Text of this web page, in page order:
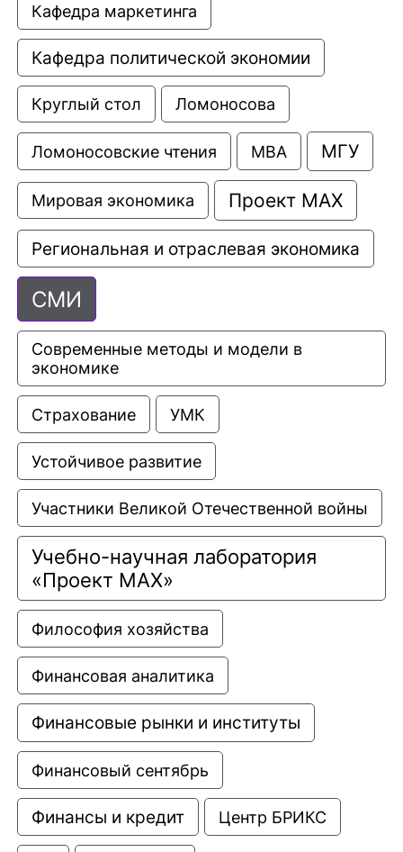
Кафедра маркетинга
Кафедра политической экономии
Круглый стол Ломоносова
Ломоносовские чтения МВА МГУ
Мировая экономика Проект МАХ
Региональная и отраслевая экономика
СМИ
Современные методы и модели в
экономике
Страхование УМК
Устойчивое развитие
Участники Великой Отечественной войны
Учебно-научная лаборатория
«Проект МАХ»
Философия хозяйства
Финансовая аналитика
Финансовые рынки и институты
Финансовый сентябрь
Финансы и кредит Центр БРИКС